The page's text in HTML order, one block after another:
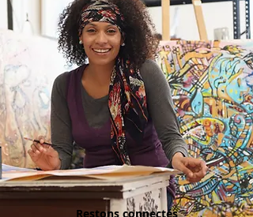
Restons connectés